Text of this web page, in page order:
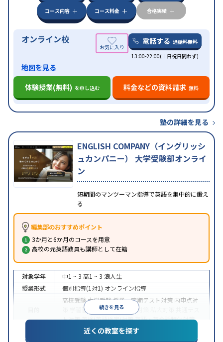
コース内容
コース料金 合格実績
オンライン校 電話する 通話料無料
13:00-22:00(土日祝日問わず)
地図を見る
体験授業(無料) を申し込む 料金などの資料請求 無料
塾の詳細を見る
ENGLISH COMPANY（イングリッシ
ュカンパニー） 大学受験部オンライ
ン
短期間のマンツーマン指導で英語を集中的に鍛え
る
編集部のおすすめポイント
3か月と6か月のコースを用意
高校の元英語教員も講師として在籍
続きを見る
対象学年 中1 ~ 3 高1 ~ 3 浪人生
授業形式
個別指導(1対1) オンライン指導
高校受験大学受験授業・定期テスト対策 内申点対
学習習慣の定着国公立大対策
ト対策英検(英語検定)対策英語・英会話特化対策
中高一貫校生に対応授業の振替可能
近くの教室を探す